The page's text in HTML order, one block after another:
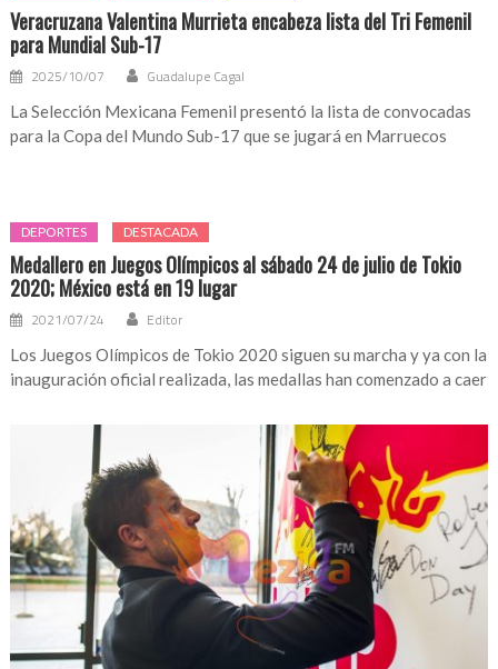
Veracruzana Valentina Murrieta encabeza lista del Tri Femenil
para Mundial Sub-17
2025/10/07 Guadalupe Cagal
La Selección Mexicana Femenil presentó la lista de convocadas
para la Copa del Mundo Sub-17 que se jugará en Marruecos
DEPORTES DESTACADA
Medallero en Juegos Olímpicos al sábado 24 de julio de Tokio
2020; México está en 19 lugar
2021/07/24 Editor
Los Juegos Olímpicos de Tokio 2020 siguen su marcha y ya con la
inauguración oficial realizada, las medallas han comenzado a caer